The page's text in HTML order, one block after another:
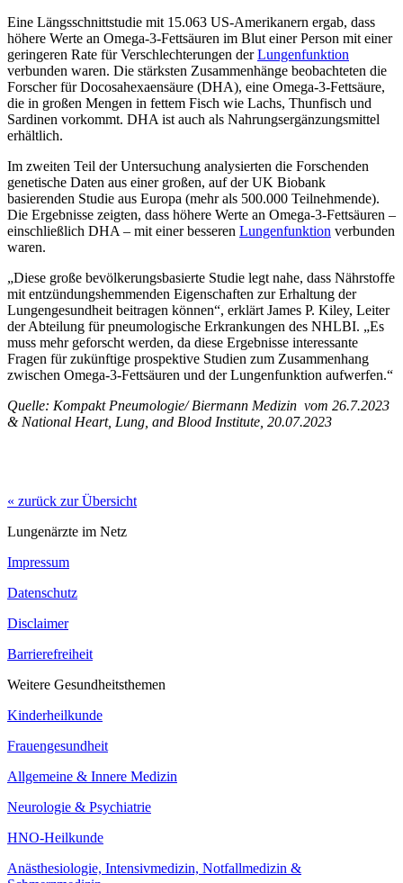
Eine Längsschnittstudie mit 15.063 US-Amerikanern ergab, dass
höhere Werte an Omega-3-Fettsäuren im Blut einer Person mit einer
geringeren Rate für Verschlechterungen derLungenfunktion
verbunden waren. Die stärksten Zusammenhänge beobachteten die
Forscher für Docosahexaensäure (DHA), eine Omega-3-Fettsäure,
die in großen Mengen in fettem Fisch wie Lachs, Thunfisch und
Sardinen vorkommt. DHA ist auch als Nahrungsergänzungsmittel
erhältlich.
Im zweiten Teil der Untersuchung analysierten die Forschenden
genetische Daten aus einer großen, auf der UK Biobank
basierenden Studie aus Europa (mehr als 500.000 Teilnehmende).
Die Ergebnisse zeigten, dass höhere Werte an Omega-3-Fettsäuren –
einschließlich DHA – mit einer besseren Lungenfunktion verbunden
waren.
„Diese große bevölkerungsbasierte Studie legt nahe, dass Nährstoffe
mit entzündungshemmenden Eigenschaften zur Erhaltung der
Lungengesundheit beitragen können“, erklärt James P. Kiley, Leiter
der Abteilung für pneumologische Erkrankungen des NHLBI. „Es
muss mehr geforscht werden, da diese Ergebnisse interessante
Fragen für zukünftige prospektive Studien zum Zusammenhang
zwischen Omega-3-Fettsäuren und der Lungenfunktion aufwerfen.“
Quelle: Kompakt Pneumologie/ Biermann Medizin vom 26.7.2023
& National Heart, Lung, and Blood Institute, 20.07.2023
« zurück zur Übersicht
Lungenärzte im Netz
Impressum
Datenschutz
Disclaimer
Barrierefreiheit
Weitere Gesundheitsthemen
Kinderheilkunde
Frauengesundheit
Allgemeine & Innere Medizin
Neurologie & Psychiatrie
HNO-Heilkunde
Anästhesiologie, Intensivmedizin, Notfallmedizin &